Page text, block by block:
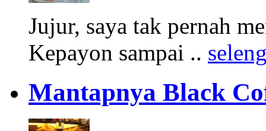
Jujur, saya tak pernah
Kepayon sampai ..
Mantapnya Black